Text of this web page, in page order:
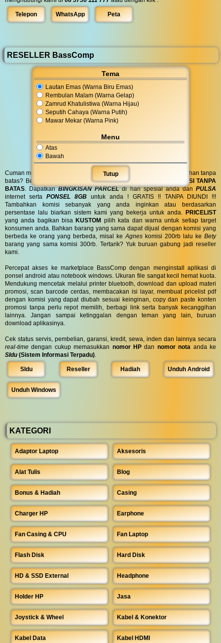
Tema
Lautan Emas (Warna Biru Emas)
Rembulan Malam (Warna Gelap)
Zamrud Khatulistiwa (Warna Hijau)
Seputih Cahaya (Warna Putih)
Mawar Mekar (Warna Pink)
Menu
Atas
Bawah
Tutup
Telepon WhatsApp Peta
RESELLER BassComp
Cuman modal posting di media sosial bisa dapat penghasilan tambahan tanpa
batas? Bergabung menjadi
RESELLERkami serta dapatkan
KOMISI TANPA
BATAS . DapatkanBINGKISAN PARCELdi hari spesial anda danPULSA
internet serta PONSEL 8GB untuk anda ! GRATIS !! TANPA DIUNDI !!!
Tambahkan komisi sebanyak yang anda inginkan atau berdasarkan
persentase lalu biarkan sistem kami yang bekerja untuk anda. PRICELIST
yang anda bagikan bisaKUSTOM pilih kata dan warna untuk setiap target
konsumen anda. Bahkan barang yang sama dapat dijual dengan komisi yang
berbeda ke orang yang berbeda, misal ke Agnes komisi 200rb lalu ke Bety
barang yang sama komisi 300rb. Tertarik? Yuk buruan gabung jadi reseller
kami.
Percepat akses ke marketplace BassComp dengan menginstall aplikasi di
ponsel android atau notebook windows. Ukuran file sangat kecil hemat kuota.
Mendukung mencetak melalui printer bluetooth, download dan upload materi
promosi, scan barcode cerdas, membacakan isi layar, membuat pricelist pdf
dengan komisi yang dapat diubah sesuai keinginan, copy dan paste konten
promosi tanpa perlu repot memilih, berbagi link serta banyak kecanggihan
lainnya. Jangan sampai ketinggalan dengan teman yang lain, buruan
download aplikasinya.
Cek status servis, pembelian, garansi, kredit, sewa, inden dan lainnya secara
real-time dengan cukup memasukkan nomor HP dan nomor nota anda ke
SIdu (Sistem Informasi Terpadu)
SIdu Reseller Hadiah Unduh Android
Unduh Windows
KATEGORI
Adaptor Laptop Aksesoris
Alat Tulis Blog
Bonus & Hadiah Casing
Charger HP Earphone
Fan Casing & CPU Fan Laptop
Flash Disk Hard Disk
HD & SSD External Headphone
Holder HP Jasa
Joystick & Wheel Kabel & Konektor
Kabel Data Kabel HDMI